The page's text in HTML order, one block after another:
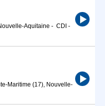
Aquitaine - CDI -
Maritime (17), Nouvelle-